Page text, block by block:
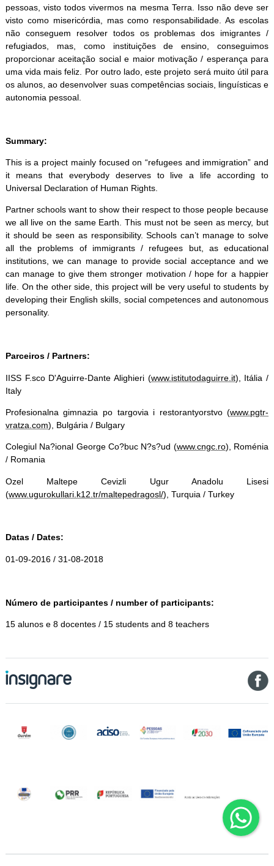
pessoas, visto todos vivermos na mesma Terra. Isso não deve ser
visto como misericórdia, mas como responsabilidade. As escolas
não conseguem resolver todos os problemas dos imigrantes /
refugiados, mas, como instituições de ensino, conseguimos
proporcionar aceitação social e maior motivação / esperança para
uma vida mais feliz. Por outro lado, este projeto será muito útil para
os alunos, ao desenvolver suas competências sociais, linguísticas e
autonomia pessoal.
Summary:
This is a project mainly focused on “refugees and immigration” and
it means that everybody deserves to live a life according to
Universal Declaration of Human Rights.
Partner schools want to show their respect to those people because
we all live on the same Earth. This must not be seen as mercy, but
it should be seen as responsibility. Schools can’t manage to solve
all the problems of immigrants / refugees but, as educational
institutions, we can manage to provide social acceptance and we
can manage to give them stronger motivation / hope for a happier
life. On the other side, this project will be very useful to students by
developing their English skills, social competences and autonomous
personality.
Parceiros / Partners:
IISS F.sco D'Aguirre-Dante Alighieri (www.istitutodaguirre.it), Itália /
Italy
Profesionalna gimnazia po targovia i restorantyorstvo (www.pgtr-
vratza.com), Bulgária / Bulgary
Colegiul Na?ional George Co?buc N?s?ud (www.cngc.ro), Roménia
/ Romania
Ozel Maltepe Cevizli Ugur Anadolu Lisesi
(www.ugurokullari.k12.tr/maltepedragosl/), Turquia / Turkey
Datas / Dates:
01-09-2016 / 31-08-2018
Número de participantes / number of participants:
15 alunos e 8 docentes / 15 students and 8 teachers